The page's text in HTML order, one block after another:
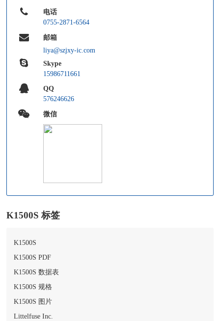
电话
0755-2871-6564
邮箱
liya@szjxy-ic.com
Skype
15986711661
QQ
576246626
微信
K1500S 标签
K1500S
K1500S PDF
K1500S 数据表
K1500S 规格
K1500S 图片
Littelfuse Inc.